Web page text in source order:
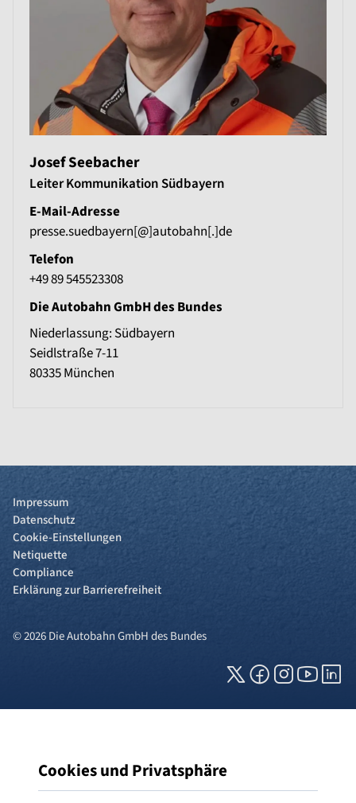
Josef Seebacher
Leiter Kommunikation Südbayern
E-Mail-Adresse
presse.suedbayern[@]autobahn[.]de
Telefon
+49 89 545523308
Die Autobahn GmbH des Bundes
Niederlassung: Südbayern
Seidlstraße 7-11
80335München
Impressum
Datenschutz
Cookie-Einstellungen
Netiquette
Compliance
Erklärung zur Barrierefreiheit
© 2026 Die Autobahn GmbH des Bundes
Cookies und Privatsphäre